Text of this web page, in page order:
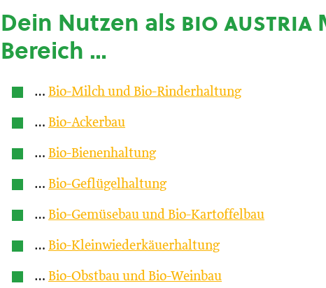
Dein Nutzen als bio austria
Bereich …
… Bio-Milch und Bio-Rinderhaltung
… Bio-Ackerbau
… Bio-Bienenhaltung
… Bio-Geflügelhaltung
… Bio-Gemüsebau und Bio-Kartoffelbau
… Bio-Kleinwiederkäuerhaltung
… Bio-Obstbau und Bio-Weinbau